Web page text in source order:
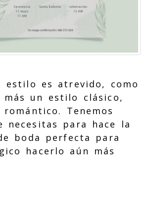
es atrevido, como
un estilo clásico,
Tenemos
necesitas para hace la
boda perfecta para
hacerlo aún más